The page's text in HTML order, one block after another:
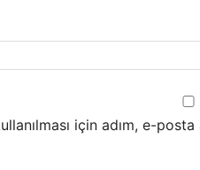
için adım, e-